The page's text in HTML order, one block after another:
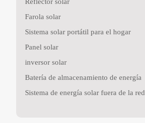
Farola solar
Sistema solar portátil para el hogar
Panel solar
inversor solar
Batería de almacenamiento de energía
Sistema de energía solar fuera de la red